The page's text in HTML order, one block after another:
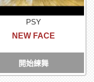
PSY
NEW FACE
開始練舞